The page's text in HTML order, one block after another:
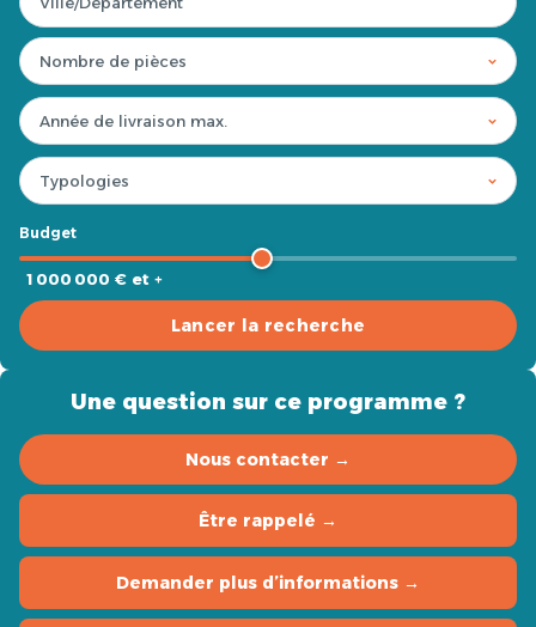
Budget
1 000 000 € et +
Lancer la recherche
Une question sur ce programme ?
Nous contacter →
Être rappelé →
Demander plus d’informations →